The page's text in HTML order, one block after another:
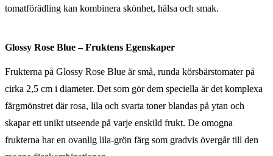
tomatförädling kan kombinera skönhet, hälsa och smak.
Glossy Rose Blue – Fruktens Egenskaper
Frukterna på Glossy Rose Blue är små, runda körsbärstomater på
cirka 2,5 cm i diameter. Det som gör dem speciella är det komplexa
färgmönstret där rosa, lila och svarta toner blandas på ytan och
skapar ett unikt utseende på varje enskild frukt. De omogna
frukterna har en ovanlig lila-grön färg som gradvis övergår till den